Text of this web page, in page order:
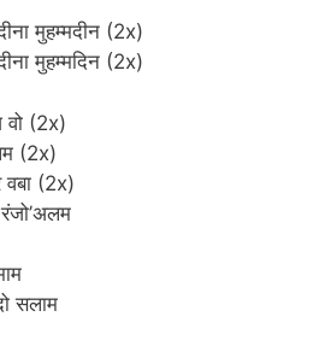
मुहम्मदीन (2x)
मुहम्मदिन (2x)
वो (2x)
(2x)
(2x)
सलाम